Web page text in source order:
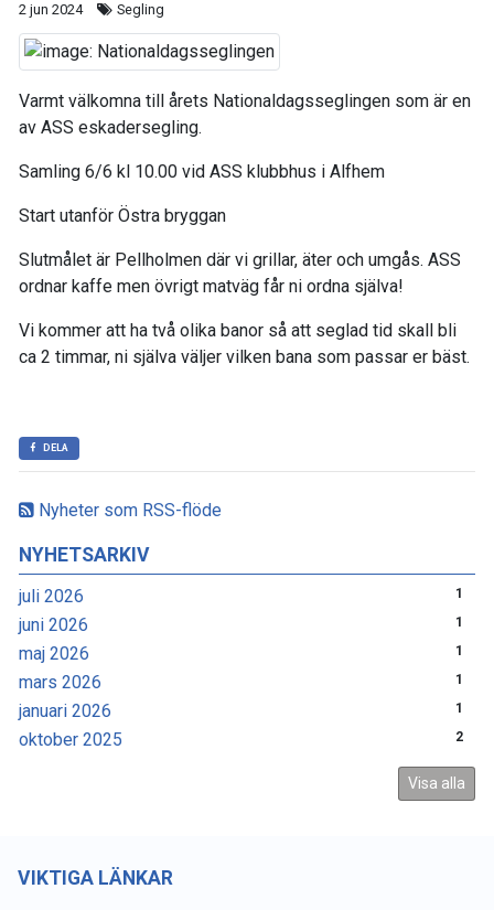
Nyheter som RSS-flöde
NYHETSARKIV
juli 2026 1
juni 2026 1
maj 2026 1
mars 2026 1
januari 2026 1
oktober 2025 2
Visa alla
2 jun 2024 Segling
Varmt välkomna till årets Nationaldagsseglingen som är en
av ASS eskadersegling.
Samling 6/6 kl 10.00 vid ASS klubbhus i Alfhem
Start utanför Östra bryggan
Slutmålet är Pellholmen där vi grillar, äter och umgås. ASS
ordnar kaffe men övrigt matväg får ni ordna själva!
Vi kommer att ha två olika banor så att seglad tid skall bli
ca 2 timmar, ni själva väljer vilken bana som passar er bäst.
DELA
VIKTIGA LÄNKAR